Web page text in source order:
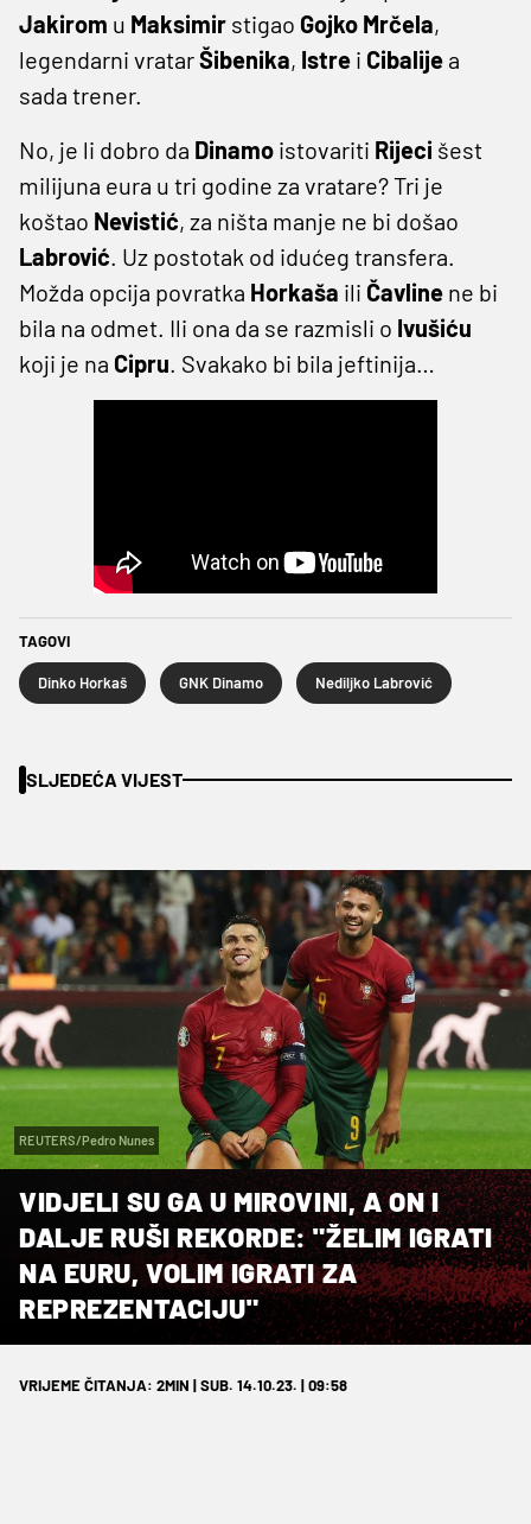
Jakirom u Maksimir stigao Gojko Mrčela,
legendarni vratarŠibenika, Istre i Cibalije a
sada trener.
No, je li dobro da Dinamo istovariti Rijeci šest
milijuna eura u tri godine za vratare? Tri je
koštao Nevistić, za ništa manje ne bi došao
Labrović . Uz postotak od idućeg transfera.
Možda opcija povratka Horkaša ili Čavline ne bi
bila na odmet. Ili ona da se razmisli o Ivušiću
koji je na Cipru . Svakako bi bila jeftinija…
TAGOVI
Dinko Horkaš GNK Dinamo Nediljko Labrović
SLJEDEĆA VIJEST
REUTERS/Pedro Nunes
VIDJELI SU GA U MIROVINI, A ON I
DALJE RUŠI REKORDE: "ŽELIM IGRATI
NA EURU, VOLIM IGRATI ZA
REPREZENTACIJU"
VRIJEME ČITANJA: 2MIN | SUB. 14.10.23. | 09:58